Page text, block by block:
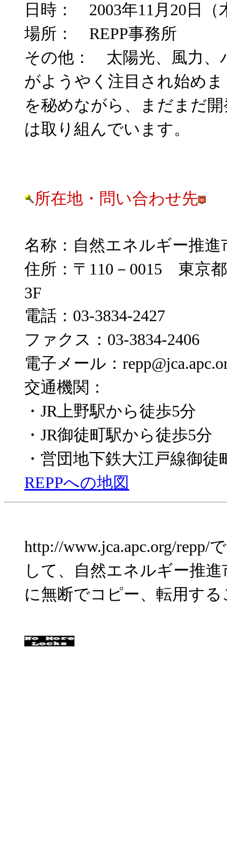
日時： 2003年11月20日（
場所： REPP事務所
その他： 太陽光、風力、
がようやく注目され始め
を秘めながら、まだまだ
は取り組んでいます。
所在地・問い合わせ先
名称：自然エネルギー推進
住所：〒110－0015 東京
3F
電話：03-3834-2427
ファクス：03-3834-2406
電子メール：
交通機関：
・JR上野駅から徒歩5分
・JR御徒町駅から徒歩5分
・営団地下鉄大江戸線御
REPPへの地図
http://www.jca.apc.org/
して、自然エネルギー推
に無断でコピー、転用す